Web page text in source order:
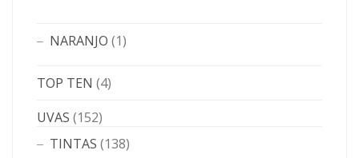
NARANJO (1)
TOP TEN (4)
UVAS (152)
TINTAS (138)